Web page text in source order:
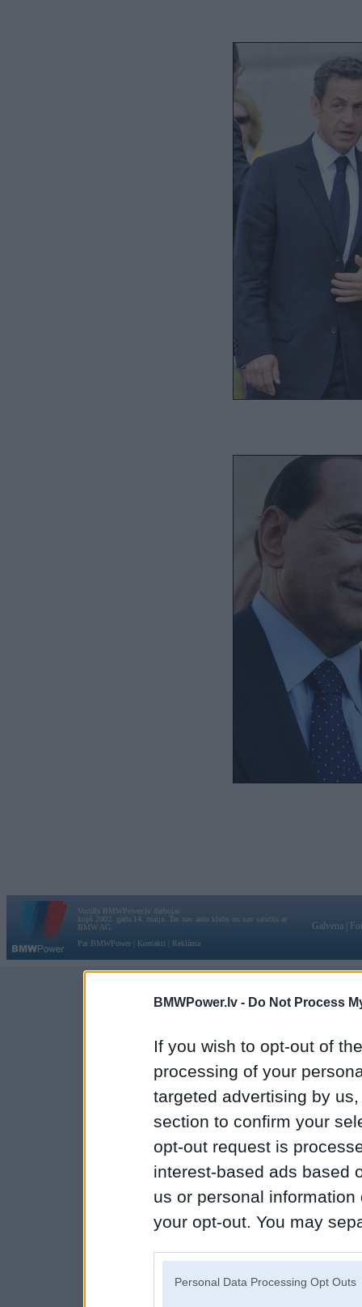
BMWPower.lv - Do Not Process
If you wish to opt-out of
processing of your
targeted advertising by
section to confirm your
opt-out request is
interest-based ads based
us or personal
your opt-out. You may
Personal Data Processing Opt Outs
Vortāls BMWPower.lv darbojas
kopš 2002. gada 14. maija. Tas nav auto klubs un nav saistīts ar
BMW AG.
Par BMWPower
Kontakti Reklāma
Galvena